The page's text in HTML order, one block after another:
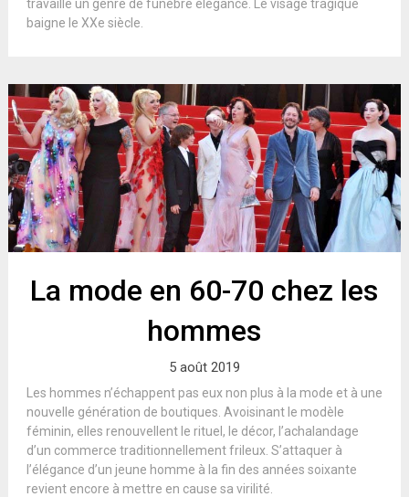
travaille un genre de funèbre élégance. Le visage tragique
baigne le XXe siècle.
La mode en 60-70 chez les
hommes
5 août 2019
Les hommes n’échappent pas eux non plus à la mode et à une
nouvelle génération de boutiques. Avoisinant le modèle
féminin, elles renouvellent le rituel, le décor, l’achalandage
d’un commerce traditionnellement frileux. S’attaquer à
l’élégance d’un jeune homme à la fin des années soixante
revient encore à mettre en cause sa virilité.